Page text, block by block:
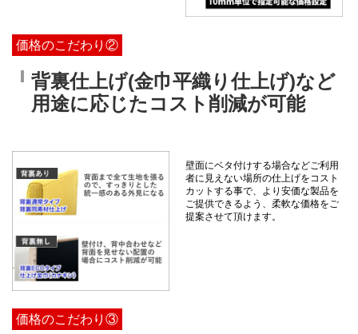
価格のこだわり②
背裏仕上げ(金巾平織り仕上げ)など
用途に応じたコスト削減が可能
壁面にベタ付けする場合などご利用
者に見えない場所の仕上げをコスト
カットする事で、より安価な製品を
ご提供できるよう、柔軟な価格をご
提案させて頂けます。
価格のこだわり③